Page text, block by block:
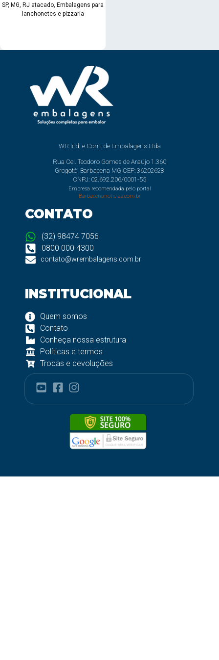
SP, MG, RJ atacado, Embalagens para
lanchonetes e pizzaria
WR Ind. e Com. de Embalagens Ltda
Rua Cel. Teodoro Gomes de Araújo 1.360
Grogotó Barbacena MG CEP: 36202628
CNPJ: 02.692.206/0001-55
Empresa recomendada pelo portal
Barbacenanoticias.com.br
CONTATO
(32) 98474 7056
0800 000 4300
contato@wrembalagens.com.br
INSTITUCIONAL
Quem somos
Contato
Conheça nossa estrutura
Políticas e termos
Trocas e devoluções